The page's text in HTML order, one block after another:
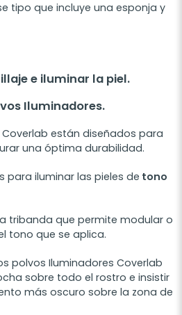
tipo que incluye una esponja y
e iluminar la piel.
Iluminadores.
están diseñados para
una óptima durabilidad.
para iluminar las pieles de tono
tribanda que permite modular o
tono que se aplica.
polvos Iluminadores Coverlab
sobre todo el rostro e insistir
más oscuro sobre la zona de